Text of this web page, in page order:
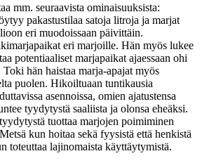
mm. seuraavista ominaisuuksista:
pakastustilaa satoja litroja ja marjat
eri muodoissaan päivittäin.
eri marjoille. Hän myös lukee
potentiaaliset marjapaikat ajaessaan ohi
hän haistaa marja-apajat myös
puolen. Hikoiltuaan tuntikausia
asennoissa, omien ajatustensa
tyydytystä saaliista ja olonsa eheäksi.
tuottaa marjojen poimiminen
kun hoitaa sekä fyysistä että henkistä
toteuttaa lajinomaista käyttäytymistä.